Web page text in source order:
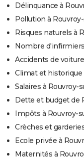
Délinquance à
Pollution à
Risques naturels à
Nombre
Accidents de
Climat et
Salaires à Rouvroy-
Dette et budget de
Impôts à Rouvroy-
Crèches et
Ecole privée à
Maternités à